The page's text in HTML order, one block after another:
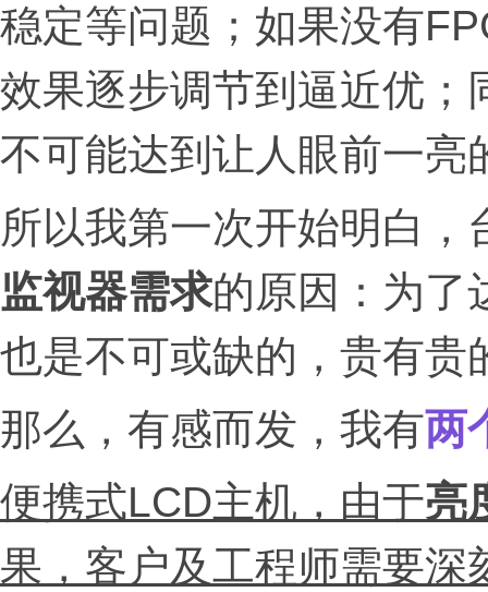
稳定等问题；如果没有
效果逐步调节到逼近优；
不可能达到让人眼前一亮
所以我第一次开始明白
监视器需求的原因：为了
也是不可或缺的，贵有贵
那么，有感而发，我有两
便携式LCD主机，由于亮
果，客户及工程师需要深